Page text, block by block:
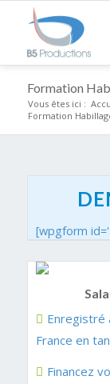
Formation
Vous êtes ici :
Formation
[wpgform
Enregistré
France en
Financez